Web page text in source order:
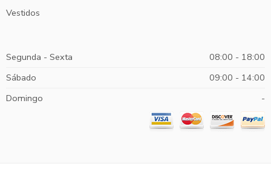
Vestidos
Segunda - Sexta
08:00 - 18:00
Sábado
09:00 - 14:00
Domingo
-